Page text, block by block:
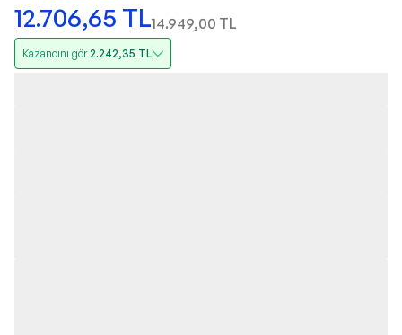
12.706,65 TL14.949,00 TL
Kazancını gör2.242,35 TL